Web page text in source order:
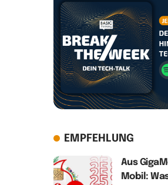
EMPFEHLUNG
Aus
Mobil: